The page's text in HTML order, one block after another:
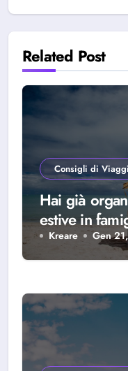
Related Post
Consigli di
Hai già
estive in
scegliere
Kreare Gen